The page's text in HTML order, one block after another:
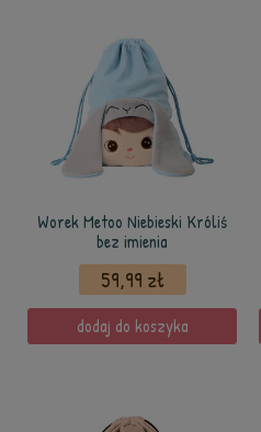
Worek Metoo Niebieski Króliś
bez imienia
59,99 zł
dodaj do koszyka